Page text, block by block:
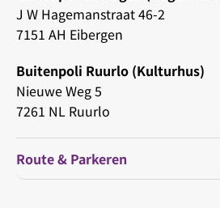
J W Hagemanstraat 46-2
7151 AH Eibergen
Buitenpoli Ruurlo (Kulturhus)
Nieuwe Weg 5
7261 NL Ruurlo
Route & Parkeren